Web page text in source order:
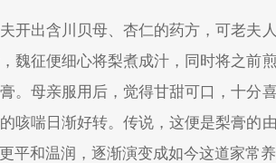
开出含川贝母、杏仁的药方，可老夫
魏征便细心将梨煮成汁，同时将之前
。母亲服用后，觉得甘甜可口，十分
咳喘日渐好转。传说，这便是梨膏的
平和温润，逐渐演变成如今这道家常养